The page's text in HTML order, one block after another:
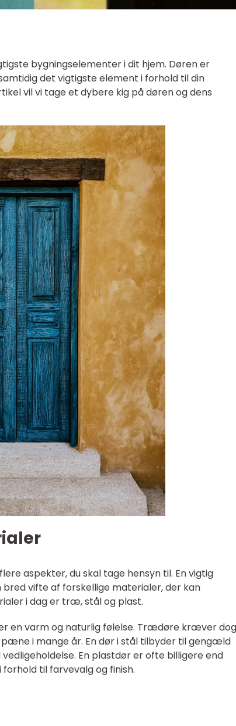
bygningselementer i dit hjem. Døren er
det vigtigste element i forhold til din
vil vi tage et dybere kig på døren og dens
aspekter, du skal tage hensyn til. En vigtig
vifte af forskellige materialer, der kan
i dag er træ, stål og plast.
varm og naturlig følelse. Trædøre kræver dog
pæne i mange år. En dør i stål tilbyder til gengæld
En plastdør er ofte billigere end
til farvevalg og finish.